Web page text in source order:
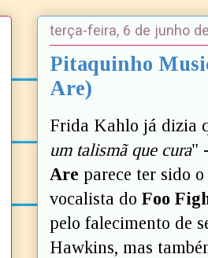
terça-feira, 6 de junho
Pitaquinho
Are)
Frida Kahlo já dizia
um talismã que cura"
Are parece ter sido
vocalista do Foo
pelo falecimento de
Hawkins, mas